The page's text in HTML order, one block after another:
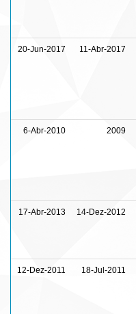
20-Jun-2017 11-Abr-2017
6-Abr-2010 2009
17-Abr-2013 14-Dez-2012
12-Dez-2011 18-Jul-2011